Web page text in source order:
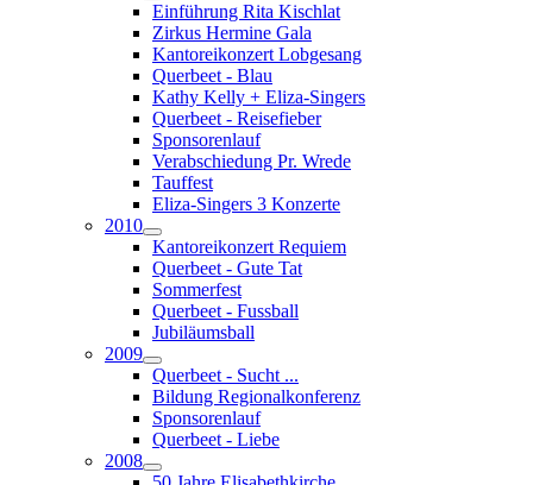
Einführung Rita Kischlat
Zirkus Hermine Gala
Kantoreikonzert Lobgesang
Querbeet - Blau
Kathy Kelly + Eliza-Singers
Querbeet - Reisefieber
Sponsorenlauf
Verabschiedung Pr. Wrede
Tauffest
Eliza-Singers 3 Konzerte
2010
Kantoreikonzert Requiem
Querbeet - Gute Tat
Sommerfest
Querbeet - Fussball
Jubiläumsball
2009
Querbeet - Sucht ...
Bildung Regionalkonferenz
Sponsorenlauf
Querbeet - Liebe
2008